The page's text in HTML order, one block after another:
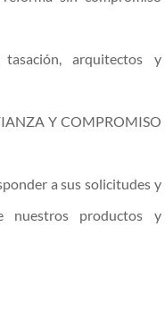
arquitectos y
Y COMPROMISO
a sus solicitudes y
nuestros productos y